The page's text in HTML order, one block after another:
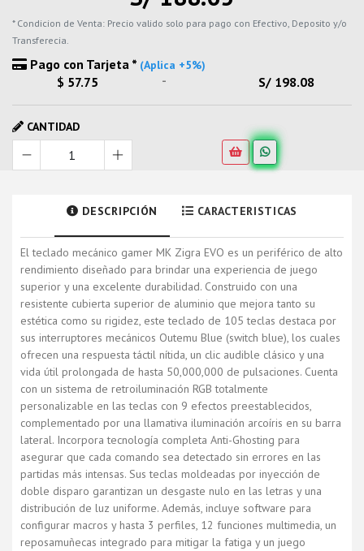
* Condicion de Venta: Precio valido solo para pago con Efectivo, Deposito y/o
Transferecia.
Pago con Tarjeta * (Aplica +5%)
$ 57.75 - S/ 198.08
CANTIDAD
DESCRIPCIÓN CARACTERISTICAS
El teclado mecánico gamer MK Zigra EVO es un periférico de alto
rendimiento diseñado para brindar una experiencia de juego
superior y una excelente durabilidad. Construido con una
resistente cubierta superior de aluminio que mejora tanto su
estética como su rigidez, este teclado de 105 teclas destaca por
sus interruptores mecánicos Outemu Blue (switch blue), los cuales
ofrecen una respuesta táctil nítida, un clic audible clásico y una
vida útil prolongada de hasta 50,000,000 de pulsaciones. Cuenta
con un sistema de retroiluminación RGB totalmente
personalizable en las teclas con 9 efectos preestablecidos,
complementado por una llamativa iluminación arcoíris en su barra
lateral. Incorpora tecnología completa Anti-Ghosting para
asegurar que cada comando sea detectado sin errores en las
partidas más intensas. Sus teclas moldeadas por inyección de
doble disparo garantizan un desgaste nulo en las letras y una
distribución de luz uniforme. Además, incluye software para
configurar macros y hasta 3 perfiles, 12 funciones multimedia, un
reposamuñecas integrado para mitigar la fatiga y un juego